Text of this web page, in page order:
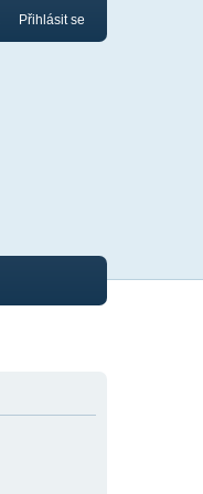
Přihlásit se